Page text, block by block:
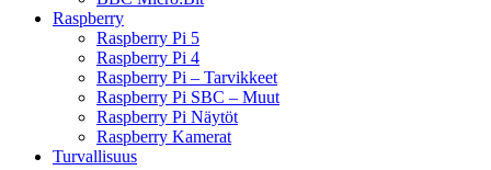
Raspberry
Raspberry Pi 5
Raspberry Pi 4
Raspberry Pi – Tarvikkeet
Raspberry Pi SBC – Muut
Raspberry Pi Näytöt
Raspberry Kamerat
Turvallisuus